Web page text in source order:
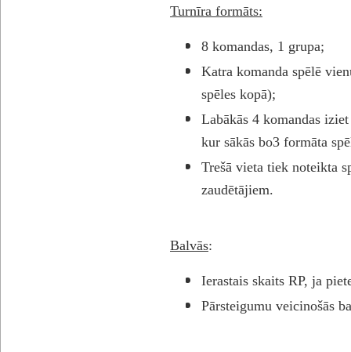
Turnīra formāts:
8 komandas, 1 grupa;
Katra komanda spēlē
spēles kopā);
Labākās 4 komandas
kur sākās bo3 formāta
Trešā vieta tiek noteikta
zaudētājiem.
Balvās:
Ierastais skaits RP, ja
Pārsteigumu veicinošās